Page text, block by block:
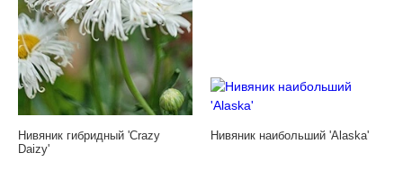
Нивяник гибридный 'Crazy
Daizy'
Нивяник наибольший 'Alaska'